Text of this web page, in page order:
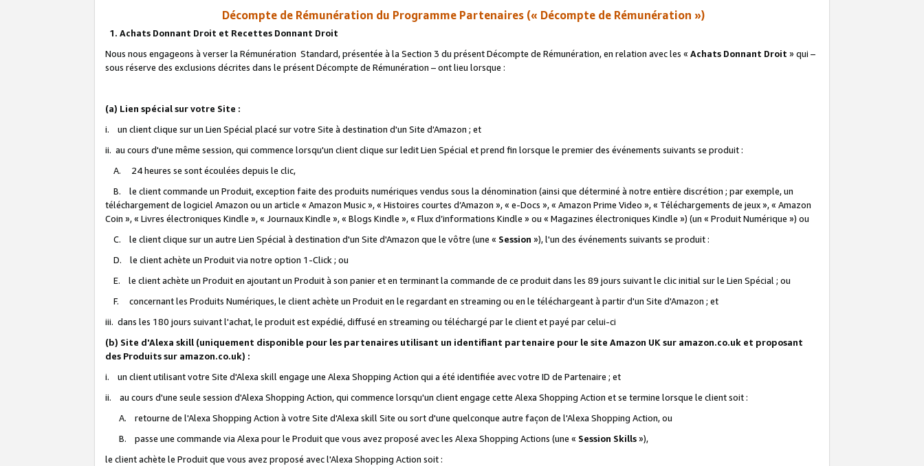
Décompte de Rémunération du Programme Partenaires (« Décompte de Rémunération »)
1. Achats Donnant Droit et Recettes Donnant Droit
Nous nous engageons à verser la Rémunération Standard, présentée à la Section 3 du présent Décompte de Rémunération, en relation avec les « Achats Donnant Droit » qui –
sous réserve des exclusions décrites dans le présent Décompte de Rémunération – ont lieu lorsque :
(a) Lien spécial sur votre Site :
i. un client clique sur un Lien Spécial placé sur votre Site à destination d'un Site d'Amazon ; et
ii. au cours d'une même session, qui commence lorsqu'un client clique sur ledit Lien Spécial et prend fin lorsque le premier des événements suivants se produit :
A. 24 heures se sont écoulées depuis le clic,
B. le client commande un Produit, exception faite des produits numériques vendus sous la dénomination (ainsi que déterminé à notre entière discrétion ; par exemple, un
téléchargement de logiciel Amazon ou un article « Amazon Music », « Histoires courtes d’Amazon », « e-Docs », « Amazon Prime Video », « Téléchargements de jeux », « Amazon
Coin », « Livres électroniques Kindle », « Journaux Kindle », « Blogs Kindle », « Flux d’informations Kindle » ou « Magazines électroniques Kindle ») (un « Produit Numérique ») ou
C. le client clique sur un autre Lien Spécial à destination d'un Site d'Amazon que le vôtre (une « Session »), l'un des événements suivants se produit :
D. le client achète un Produit via notre option 1-Click ; ou
E. le client achète un Produit en ajoutant un Produit à son panier et en terminant la commande de ce produit dans les 89 jours suivant le clic initial sur le Lien Spécial ; ou
F. concernant les Produits Numériques, le client achète un Produit en le regardant en streaming ou en le téléchargeant à partir d'un Site d'Amazon ; et
iii. dans les 180 jours suivant l'achat, le produit est expédié, diffusé en streaming ou téléchargé par le client et payé par celui-ci
(b) Site d'Alexa skill (uniquement disponible pour les partenaires utilisant un identifiant partenaire pour le site Amazon UK sur amazon.co.uk et proposant
des Produits sur amazon.co.uk) :
i. un client utilisant votre Site d'Alexa skill engage une Alexa Shopping Action qui a été identifiée avec votre ID de Partenaire ; et
ii. au cours d'une seule session d'Alexa Shopping Action, qui commence lorsqu'un client engage cette Alexa Shopping Action et se termine lorsque le client soit :
A. retourne de l'Alexa Shopping Action à votre Site d'Alexa skill Site ou sort d'une quelconque autre façon de l'Alexa Shopping Action, ou
B. passe une commande via Alexa pour le Produit que vous avez proposé avec les Alexa Shopping Actions (une « Session Skills»),
le client achète le Produit que vous avez proposé avec l'Alexa Shopping Action soit :